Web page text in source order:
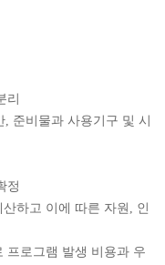
리
준비물과 사용기구 및 시
정
하고 이에 따른 자원, 인
프로그램 발생 비용과 우